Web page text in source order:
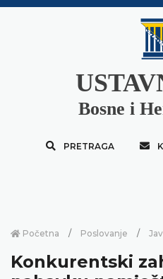
Bosne i
PRETRAGA
Početna Poslovanje
Konkurentski